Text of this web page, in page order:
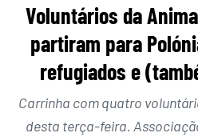
Voluntários da
partiram para
refugiados e
Carrinha com quatro
desta terça-feira.